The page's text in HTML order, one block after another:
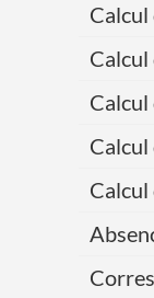
Calcul
Calcul